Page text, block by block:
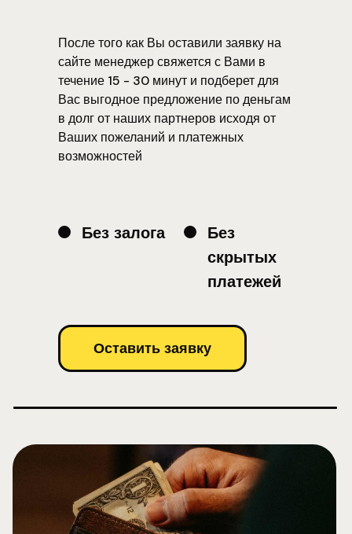
После того как Вы оставили заявку на
сайте менеджер свяжется с Вами в
течение 15 - 30 минут и подберет для
Вас выгодное предложение по деньгам
в долг от наших партнеров исходя от
Ваших пожеланий и платежных
возможностей
Оставить заявку
Без залога
Без
скрытых
платежей